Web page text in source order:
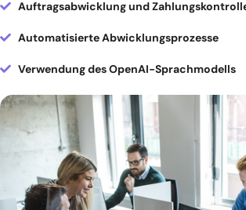
Auftragsabwicklung und
Automatisierte Abwicklungsprozesse
Verwendung des OpenAI-Sprachmodells